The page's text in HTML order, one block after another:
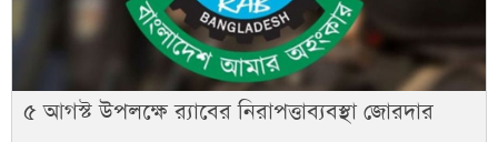
৫ আগস্ট উপলক্ষে র‌্যাবের নিরাপত্তাব্যবস্থা জোরদার